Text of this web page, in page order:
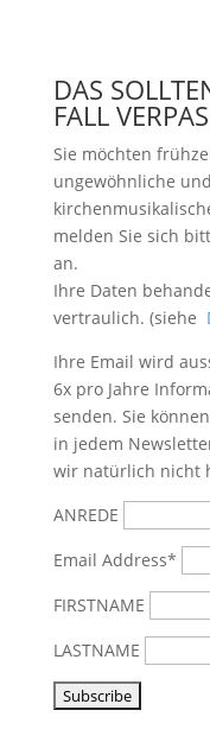
DAS
FALL
Sie möchten
ungewöhnliche
melden Sie sich
an.
Ihre Daten
vertraulich. (siehe
Ihre Email wird
6x pro Jahre
senden. Sie
in jedem
wir natürlich nicht
ANREDE
Email Address*
FIRSTNAME
LASTNAME